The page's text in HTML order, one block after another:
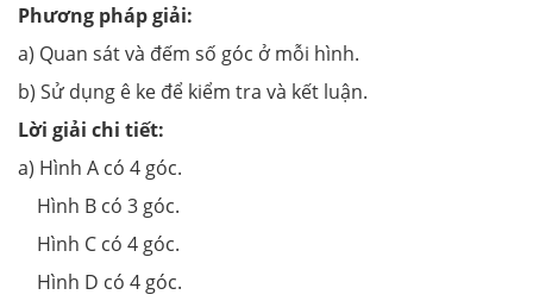
Phương pháp giải:
a) Quan sát và đếm số góc ở mỗi hình.
b) Sử dụng ê ke để kiểm tra và kết luận.
Lời giải chi tiết:
a) Hình A có 4 góc.
Hình B có 3 góc.
Hình C có 4 góc.
Hình D có 4 góc.